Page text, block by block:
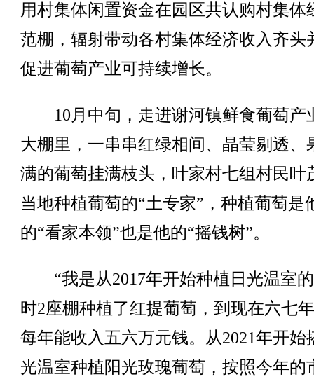
用村集体闲置资金在园区共认购村集体
范棚，辐射带动各村集体经济收入齐头
促进葡萄产业可持续增长。
10月中旬，走进谢河镇鲜食葡萄产
大棚里，一串串红绿相间、晶莹剔透、
满的葡萄挂满枝头，叶家村七组村民叶
当地种植葡萄的“土专家”，种植葡萄是
的“看家本领”也是他的“摇钱树”。
“我是从2017年开始种植日光温室
时2座棚种植了红提葡萄，到现在六七
每年能收入五六万元钱。从2021年开始
光温室种植阳光玫瑰葡萄，按照今年的